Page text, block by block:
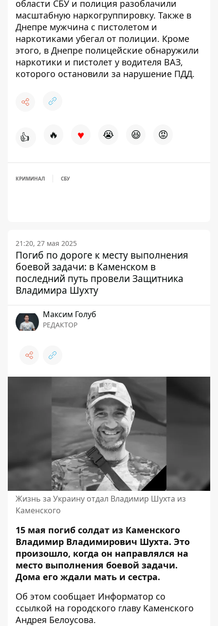
области СБУ и полиция разоблачили
масштабную наркогруппировку. Также в
Днепре мужчина с пистолетом и
наркотиками убегал от полиции. Кроме
этого, в Днепре полицейские обнаружили
наркотики и пистолет у водителя ВАЗ,
которого остановили за нарушение ПДД.
👍 🔥 ♥ 😭 😆 😡
КРИМИНАЛ СБУ
21:20, 27 мая 2025
Погиб по дороге к месту выполнения
боевой задачи: в Каменском в
последний путь провели Защитника
Владимира Шухту
Максим Голуб
РЕДАКТОР
Жизнь за Украину отдал Владимир Шухта из
Каменского
15 мая погиб солдат из Каменского
Владимир Владимирович Шухта. Это
произошло, когда он направлялся на
место выполнения боевой задачи.
Дома его ждали мать и сестра.
Об этом сообщает Информатор со
ссылкой на городского главу Каменского
Андрея Белоусова.